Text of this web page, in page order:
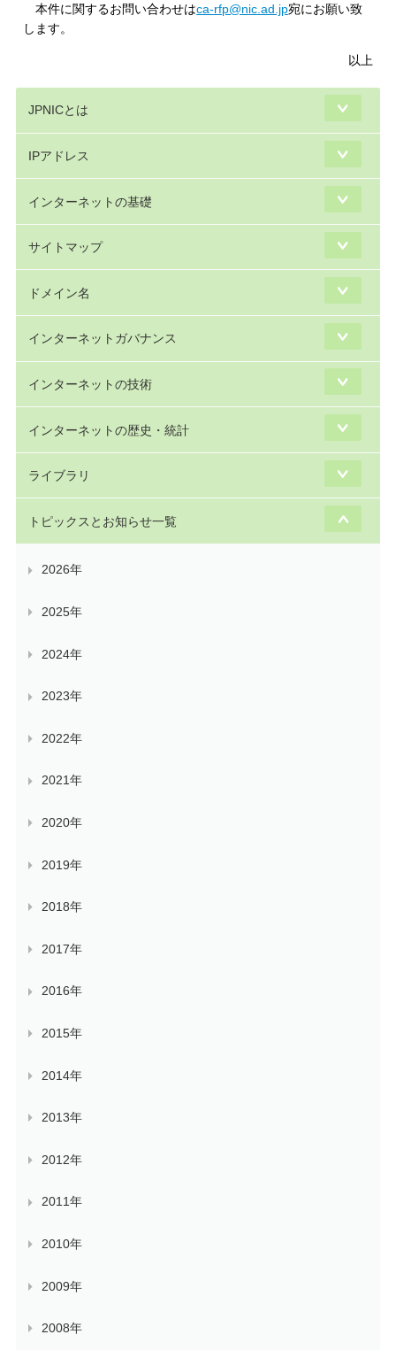
本件に関するお問い合わせはca-rfp@nic.ad.jp宛にお願い致
します。
以上
JPNICとは
IPアドレス
インターネットの基礎
サイトマップ
ドメイン名
インターネットガバナンス
インターネットの技術
インターネットの歴史・統計
ライブラリ
トピックスとお知らせ一覧
2026年
2025年
2024年
2023年
2022年
2021年
2020年
2019年
2018年
2017年
2016年
2015年
2014年
2013年
2012年
2011年
2010年
2009年
2008年